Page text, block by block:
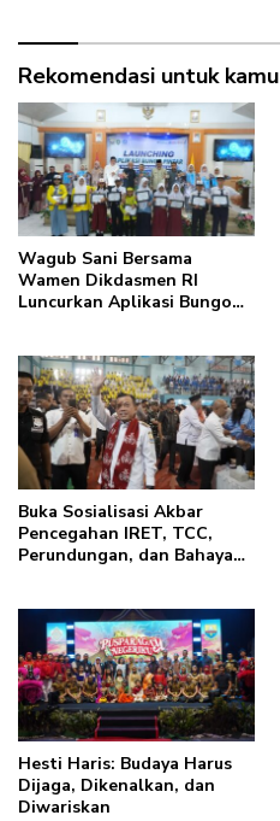
Rekomendasi untuk kamu
Wagub Sani Bersama
Wamen Dikdasmen RI
Luncurkan Aplikasi Bungo
Pendidikan di Jambi
Buka Sosialisasi Akbar
Pencegahan IRET, TCC,
Perundungan, dan Bahaya
anakku bisa jaga diri, 60%
masa depan sudah ada di
tangan”
Hesti Haris: Budaya Harus
Dijaga, Dikenalkan, dan
Diwariskan